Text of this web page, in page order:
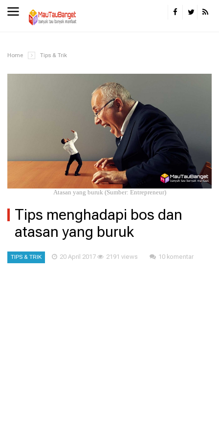
Home Tips & Trik
Atasan yang buruk (Sumber: Entrepreneur)
Tips menghadapi bos dan
atasan yang buruk
TIPS & TRIK 20 April 2017 2191 views 10 komentar